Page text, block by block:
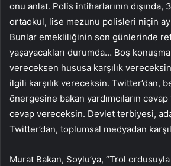
onu anlat. Polis intiharlarının
ortaokul, lise mezunu polisleri niçin
Bunlar emekliliğinin son günlerinde
yaşayacakları durumda… Boş konuşma
vereceksen hususa karşılık
ilgili karşılık vereceksin. Twitter’dan,
önergesine bakan yardımcıların
cevap vereceksin. Devlet terbiyesi,
Twitter’dan, toplumsal medyadan
Murat Bakan, Soylu’ya, “Trol